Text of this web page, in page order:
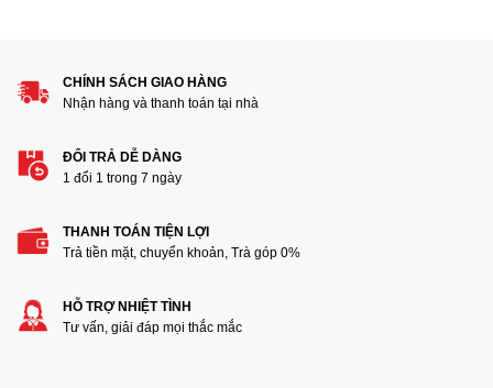
CHÍNH SÁCH GIAO HÀNG
Nhận hàng và thanh toán tại nhà
ĐỔI TRẢ DỄ DÀNG
1 đổi 1 trong 7 ngày
THANH TOÁN TIỆN LỢI
Trả tiền mặt, chuyển khoản, Trà góp 0%
HỖ TRỢ NHIỆT TÌNH
Tư vấn, giải đáp mọi thắc mắc